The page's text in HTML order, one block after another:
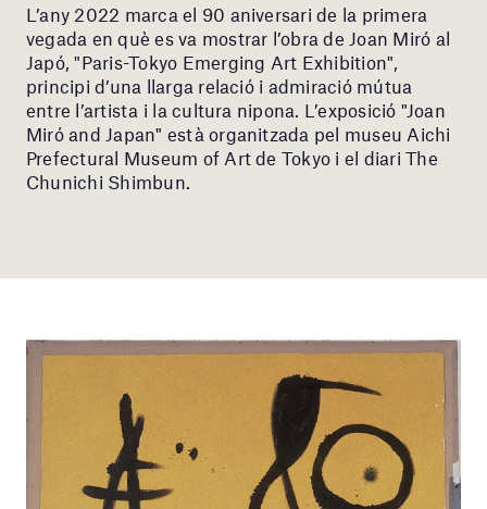
L’any 2022 marca el 90 aniversari de la primera
vegada en què es va mostrar l’obra de Joan Miró al
Japó, "Paris-Tokyo Emerging Art Exhibition",
principi d’una llarga relació i admiració mútua
entre l’artista i la cultura nipona. L’exposició "Joan
Miró and Japan" està organitzada pel museu Aichi
Prefectural Museum of Art de Tokyo i el diari The
Chunichi Shimbun.